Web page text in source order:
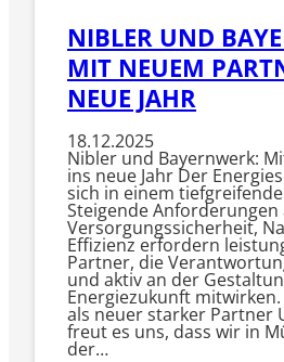
NIBLER UND
MIT NEUEM
NEUE JAHR
18.12.2025
Nibler und Bayernwerk:
ins neue Jahr Der
sich in einem
Steigende Anforderungen
Versorgungssicherheit,
Effizienz erfordern
Partner, die
und aktiv an der
Energiezukunft mitwirken.
als neuer starker Partner
freut es uns, dass wir in
der…